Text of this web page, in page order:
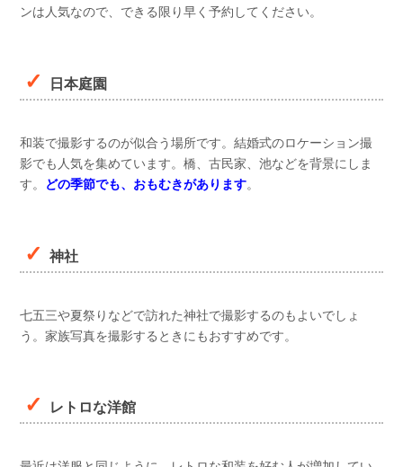
ンは人気なので、できる限り早く予約してください。
日本庭園
和装で撮影するのが似合う場所です。結婚式のロケーション撮
影でも人気を集めています。橋、古民家、池などを背景にしま
す。
どの季節でも、おもむきがあります。
神社
七五三や夏祭りなどで訪れた神社で撮影するのもよいでしょ
う。家族写真を撮影するときにもおすすめです。
レトロな洋館